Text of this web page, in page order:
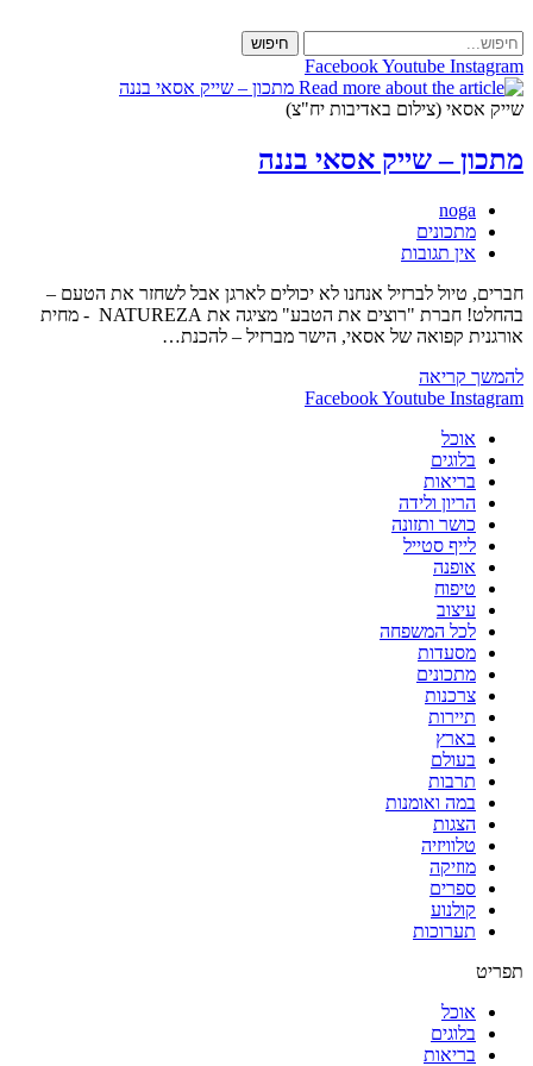
to
content
חיפוש
FacebookYoutube Instagram
שייק אסאי (צילום באדיבות יח"צ)
מתכון – שייק אסאי בננה
מחבר:
noga
קטגוריה:
מתכונים
תגובות:
אין תגובות
חברים, טיול לברזיל אנחנו לא יכולים לארגן אבל לשחזר את הטעם –
בהחלט! חברת "רוצים את הטבע" מציגה את NATUREZA - מחית
אורגנית קפואה של אסאי, הישר מברזיל – להכנת…
להמשך קריאהמתכון
–
FacebookYoutube Instagram
אוכל
בלוגים
בריאות
הריון ולידה
כושר ותזונה
לייף סטייל
אופנה
טיפוח
עיצוב
לכל המשפחה
מסעדות
מתכונים
צרכנות
תיירות
בארץ
בעולם
תרבות
במה ואומנות
הצגות
טלוויזיה
מוזיקה
ספרים
קולנוע
תערוכות
תפריט
אוכל
בלוגים
בריאות